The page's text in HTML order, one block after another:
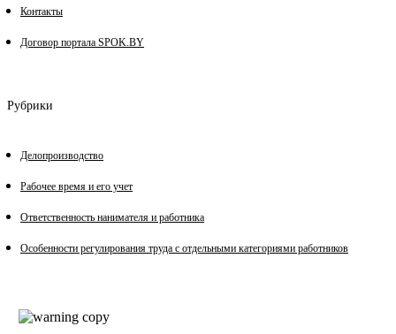
Контакты
Договор портала SPOK.BY
Рубрики
Делопроизводство
Рабочее время и его учет
Ответственность нанимателя и работника
Особенности регулирования труда с отдельными категориями работников